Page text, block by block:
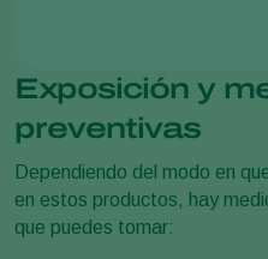
Exposición y
preventivas
Dependiendo del modo en
en estos productos, hay
que puedes tomar: